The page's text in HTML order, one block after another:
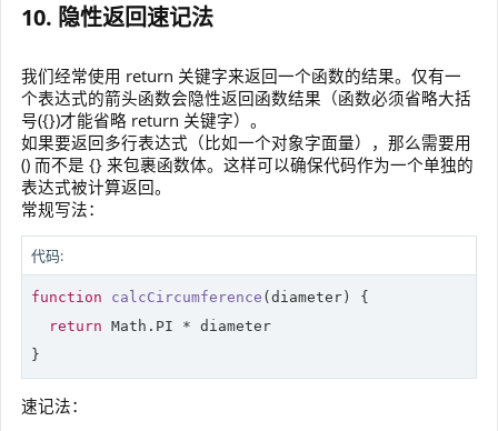
10. 隐性返回速记法
我们经常使用 return 关键字来返回一个函数的结果。仅有一
个表达式的箭头函数会隐性返回函数结果（函数必须省略大括
号({})才能省略 return 关键字）。
如果要返回多行表达式（比如一个对象字面量），那么需要用
() 而不是 {} 来包裹函数体。这样可以确保代码作为一个单独的
表达式被计算返回。
常规写法：
代码:
function calcCircumference ( diameter ) {
return Math .PI * diameter
}
速记法：